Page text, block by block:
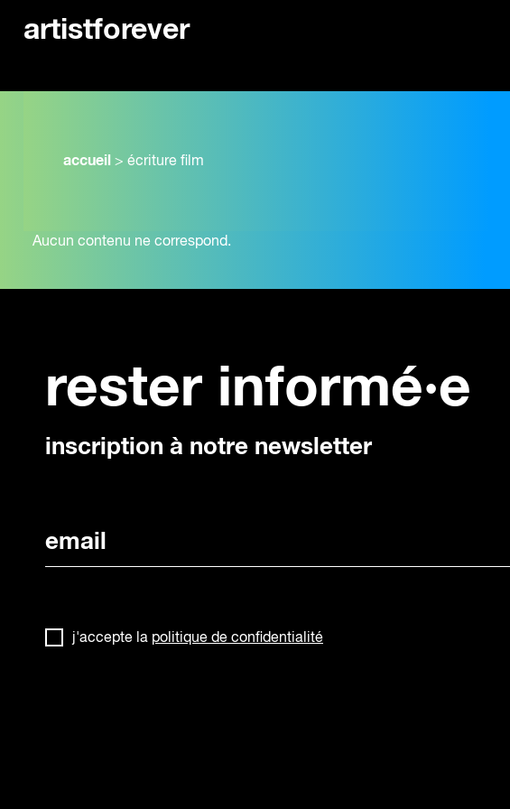
artistforever
accueil > écriture film
Aucun contenu ne correspond.
rester informé·e
inscription à notre newsletter
j'accepte la politique de confidentialité